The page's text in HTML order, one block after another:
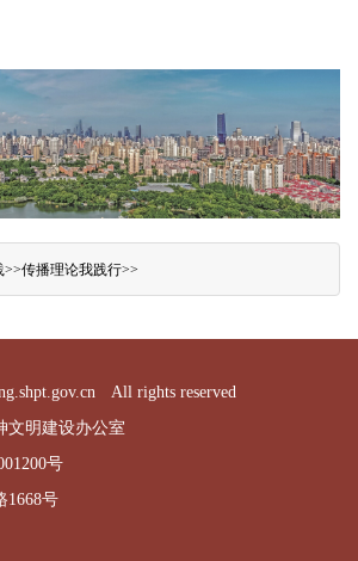
>>传播理论我践行>>
All rights reserved
文明建设办公室
号
1668号